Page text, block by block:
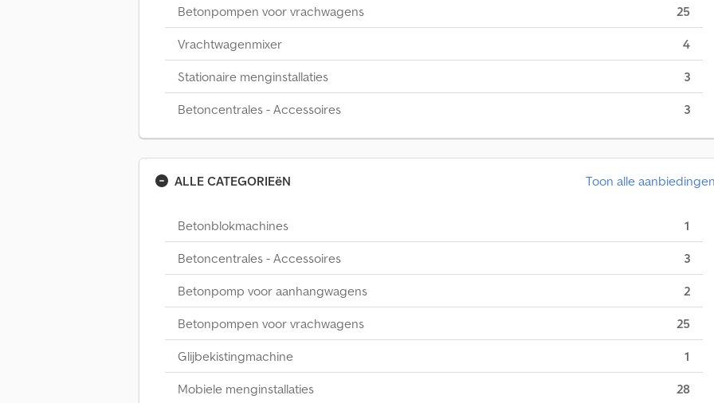
Betonpompen voor vrachwagens 25
Vrachtwagenmixer 4
Stationaire menginstallaties 3
Betoncentrales - Accessoires 3
ALLE CATEGORIEëN Toon alle
Betonblokmachines 1
Betoncentrales - Accessoires 3
Betonpomp voor aanhangwagens 2
Betonpompen voor vrachwagens 25
Glijbekistingmachine 1
Mobiele menginstallaties 28